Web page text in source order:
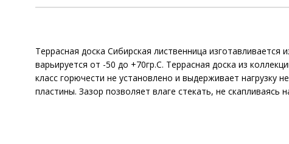
Террасная доска Сибирская лиственница
варьируется от -50 до +70гр.С. Террасная доска из
класс горючести не установлено и выдерживает
пластины. Зазор позволяет влаге стекать, не